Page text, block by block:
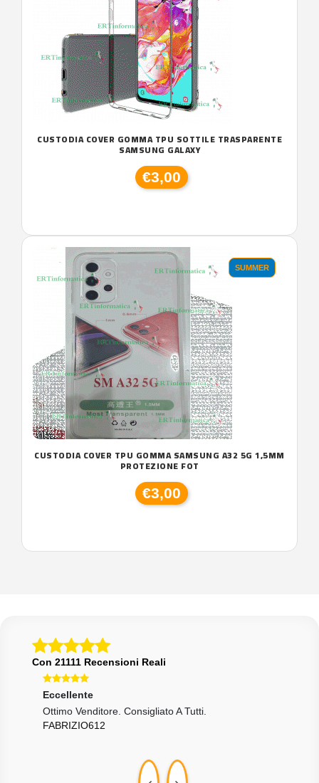
CUSTODIA COVER GOMMA TPU SOTTILE TRASPARENTE
SAMSUNG GALAXY
€3,00
SUMMER
CUSTODIA COVER TPU GOMMA SAMSUNG A32 5G 1,5MM
PROTEZIONE FOT
€3,00
Con 21111 Recensioni Reali
Eccellente
Ottimo Venditore. Consigliato A Tutti.
FABRIZIO612